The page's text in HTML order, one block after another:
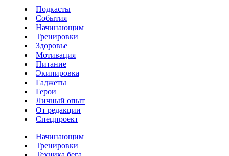
Подкасты
События
Начинающим
Тренировки
Здоровье
Мотивация
Питание
Экипировка
Гаджеты
Герои
Личный опыт
От редакции
Спецпроект
Начинающим
Тренировки